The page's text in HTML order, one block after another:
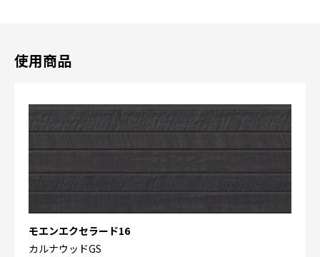
使用商品
モエンエクセラード16
カルナウッドGS